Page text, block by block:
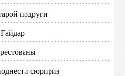
подруги
сюрприз